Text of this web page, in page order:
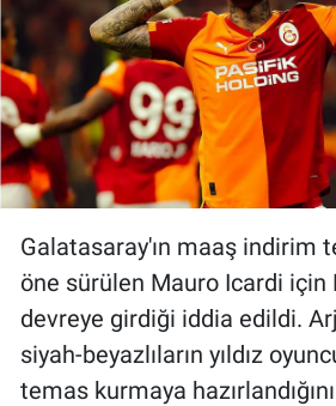
Galatasaray'ın maaş indirim
öne sürülen Mauro Icardi için
devreye girdiği iddia edildi.
siyah-beyazlıların yıldız
temas kurmaya